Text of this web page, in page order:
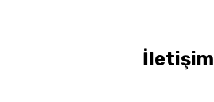
İletişim